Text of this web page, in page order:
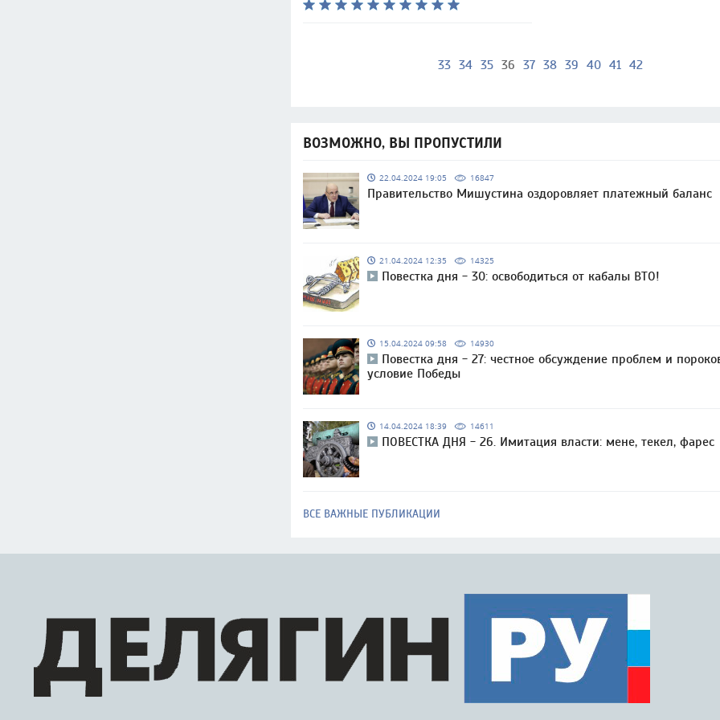
33 34 35 36 37 38 39 40 41 42
ВОЗМОЖНО, ВЫ ПРОПУСТИЛИ
22.04.2024 19:05 16847
Правительство Мишустина оздоровляет платежный баланс
21.04.2024 12:35 14325
Повестка дня - 30: освободиться от кабалы ВТО!
15.04.2024 09:58 14930
Повестка дня - 27: честное обсуждение проблем и
условие Победы
14.04.2024 18:39 14611
ПОВЕСТКА ДНЯ - 26. Имитация власти: мене, текел, фарес
ВСЕ ВАЖНЫЕ ПУБЛИКАЦИИ